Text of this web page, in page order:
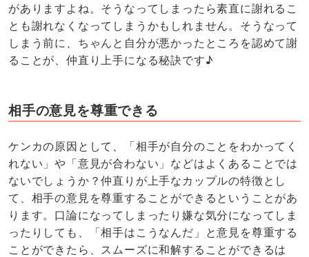
がありますよね。そうなってしまったら素直に謝れるこ
とも謝れなくなってしまうかもしれません。そうなって
しまう前に、ちゃんと自分が悪かったところを認めて謝
ることが、仲直り上手になる秘訣です♪
相手の意見を尊重できる
ケンカの原因として、「相手が自分のことをわかってく
れない」や「意見が合わない」などはよくあることでは
ないでしょうか？仲直りが上手なカップルの特徴とし
て、相手の意見を尊重することができるということがあ
ります。口論になってしまったり嫌な気分になってしま
ったりしても、「相手はこうなんだ」と意見を尊重する
ことができたら、スムーズに和解することができるは